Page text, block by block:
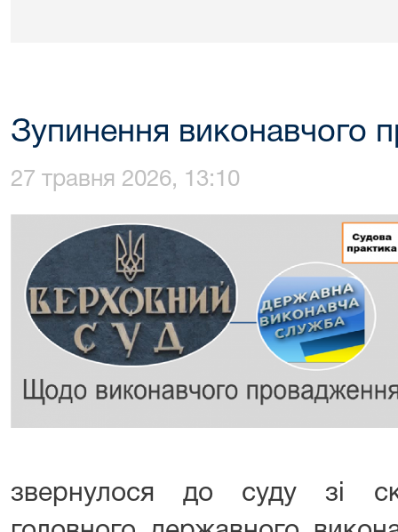
Зупинення виконавчого
27 травня 2026, 13:10
звернулося до суду зі